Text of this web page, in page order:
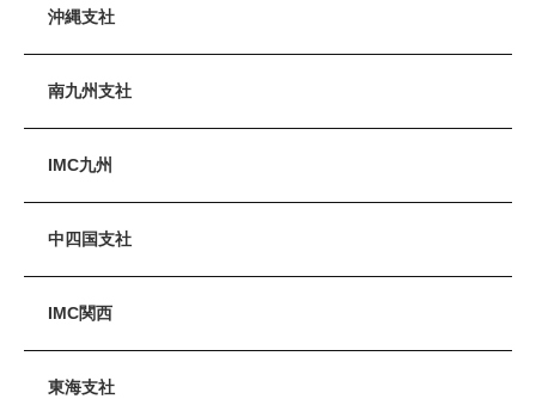
沖縄支社
南九州支社
IMC九州
中四国支社
IMC関西
東海支社